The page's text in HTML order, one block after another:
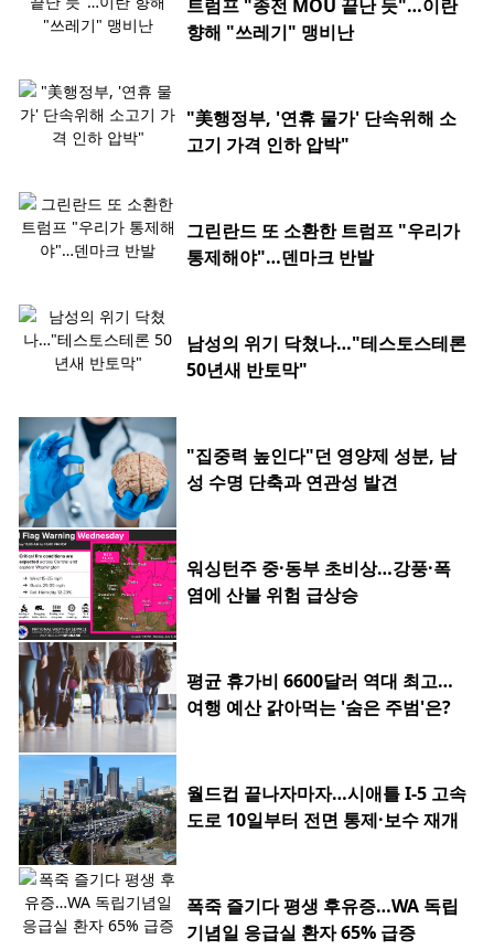
트럼프 "종전 MOU 끝난 듯"…이란
향해 "쓰레기" 맹비난
"美행정부, '연휴 물가' 단속위해 소
고기 가격 인하 압박"
그린란드 또 소환한 트럼프 "우리가
통제해야"…덴마크 반발
남성의 위기 닥쳤나…"테스토스테론
50년새 반토막"
"집중력 높인다"던 영양제 성분, 남
성 수명 단축과 연관성 발견
워싱턴주 중·동부 초비상…강풍·폭
염에 산불 위험 급상승
평균 휴가비 6600달러 역대 최고…
여행 예산 갉아먹는 '숨은 주범'은?
월드컵 끝나자마자…시애틀 I-5 고속
도로 10일부터 전면 통제·보수 재개
폭죽 즐기다 평생 후유증…WA 독립
기념일 응급실 환자 65% 급증